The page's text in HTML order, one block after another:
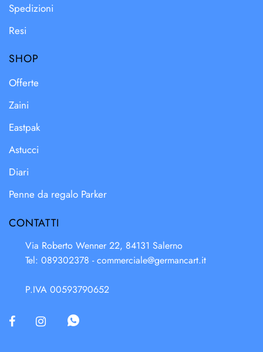
Spedizioni
Resi
SHOP
Offerte
Zaini
Eastpak
Astucci
Diari
Penne da regalo Parker
CONTATTI
Via Roberto Wenner 22, 84131 Salerno
Tel: 089302378 -commerciale@germancart.it
P.IVA 00593790652